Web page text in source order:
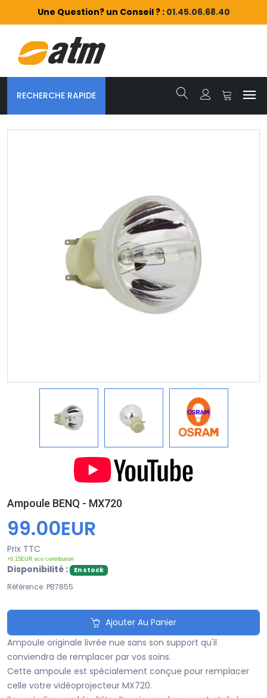
Une Question? un Conseil ? : 01.45.06.68.40
RECHERCHE RAPIDE
Ampoule BENQ - MX720
99.00EUR
Prix TTC
+0.15EUR eco contribution
Disponibilité : En stock
Référence: PB7855
Ajouter Au Panier
Ampoule originale livrée nue sans son support qu'il
conviendra de remplacer par vos soins.
Cette ampoule est spécialement conçue pour remplacer
celle votre vidéoprojecteur MX720.